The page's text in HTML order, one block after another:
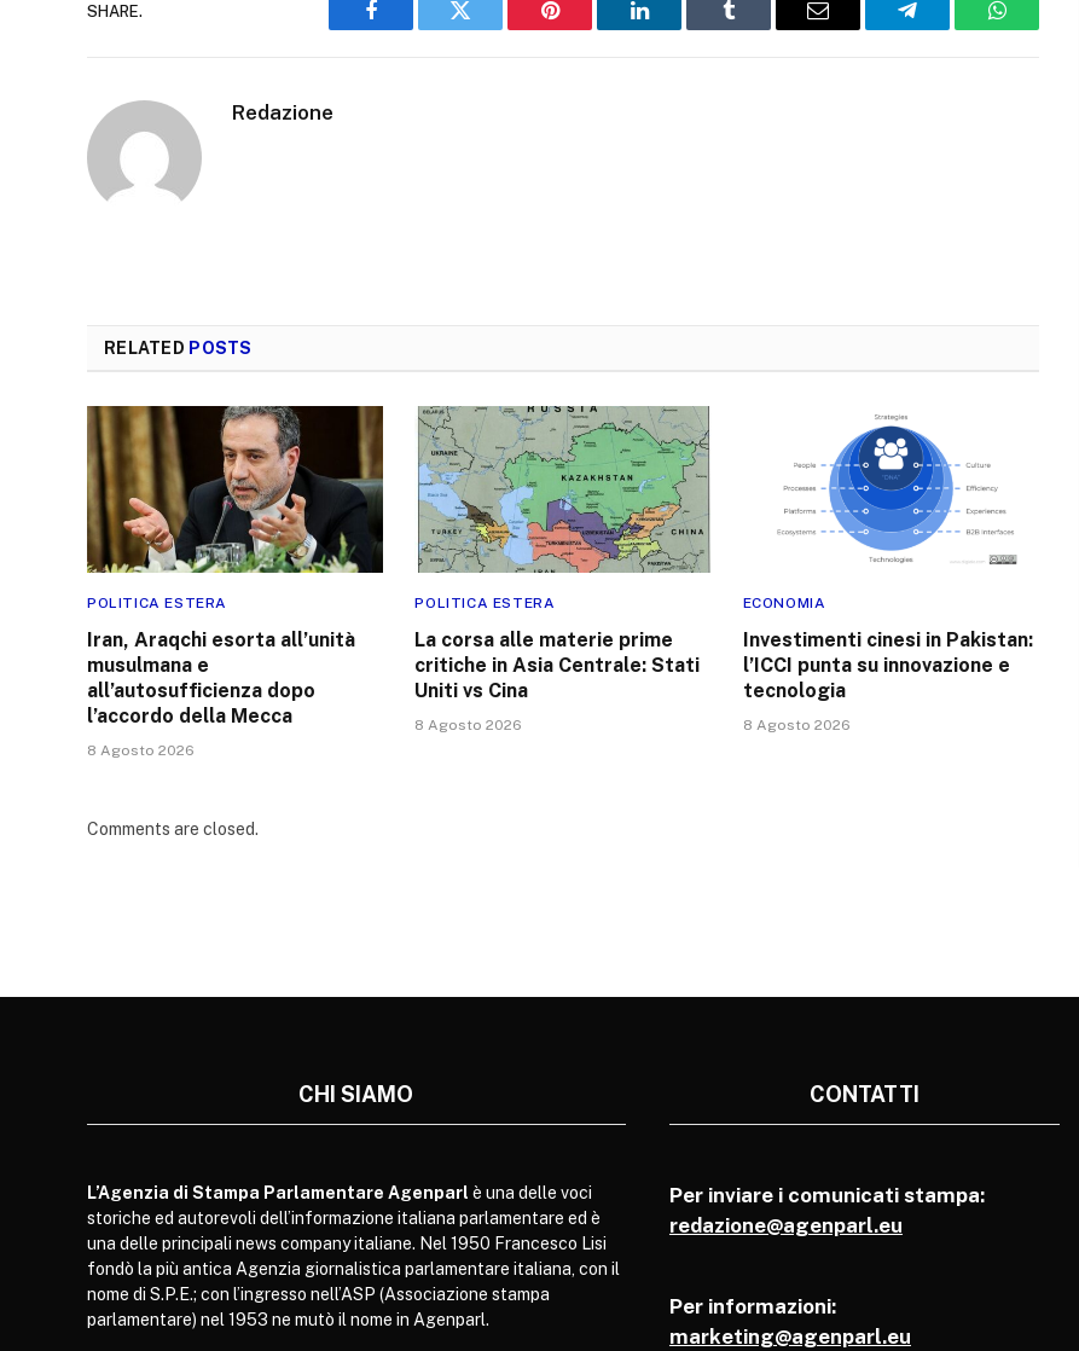
SHARE.
Facebook Twitter Pinterest LinkedIn Tumblr Email Telegram WhatsApp
Redazione
RELATED POSTS
POLITICA ESTERA
Iran, Araqchi esorta all’unità
musulmana e
all’autosufficienza dopo
l’accordo della Mecca
8 Agosto 2026
POLITICA ESTERA
La corsa alle materie prime
critiche in Asia Centrale: Stati
Uniti vs Cina
8 Agosto 2026
ECONOMIA
Investimenti cinesi in Pakistan:
l’ICCI punta su innovazione e
tecnologia
8 Agosto 2026
Comments are closed.
CHI SIAMO
L’Agenzia di Stampa Parlamentare Agenparl è una delle voci
storiche ed autorevoli dell’informazione italiana parlamentare ed è
una delle principali news company italiane. Nel 1950 Francesco Lisi
fondò la più antica Agenzia giornalistica parlamentare italiana, con il
nome di S.P.E.; con l’ingresso nell’ASP (Associazione stampa
parlamentare) nel 1953 ne mutò il nome in Agenparl.
CONTATTI
Per inviare i comunicati stampa:
redazione@agenparl.eu
Per informazioni:
marketing@agenparl.eu